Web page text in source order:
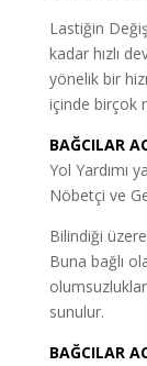
Lastiğin
kadar hızlı
yönelik bir
içinde birçok
BAĞCILAR
Yol Yardımı
Nöbetçi ve
Bilindiği
Buna bağlı
sunulur.
BAĞCILAR